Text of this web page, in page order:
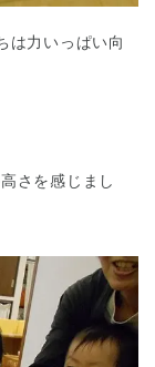
は力いっぱい向
さを感じまし